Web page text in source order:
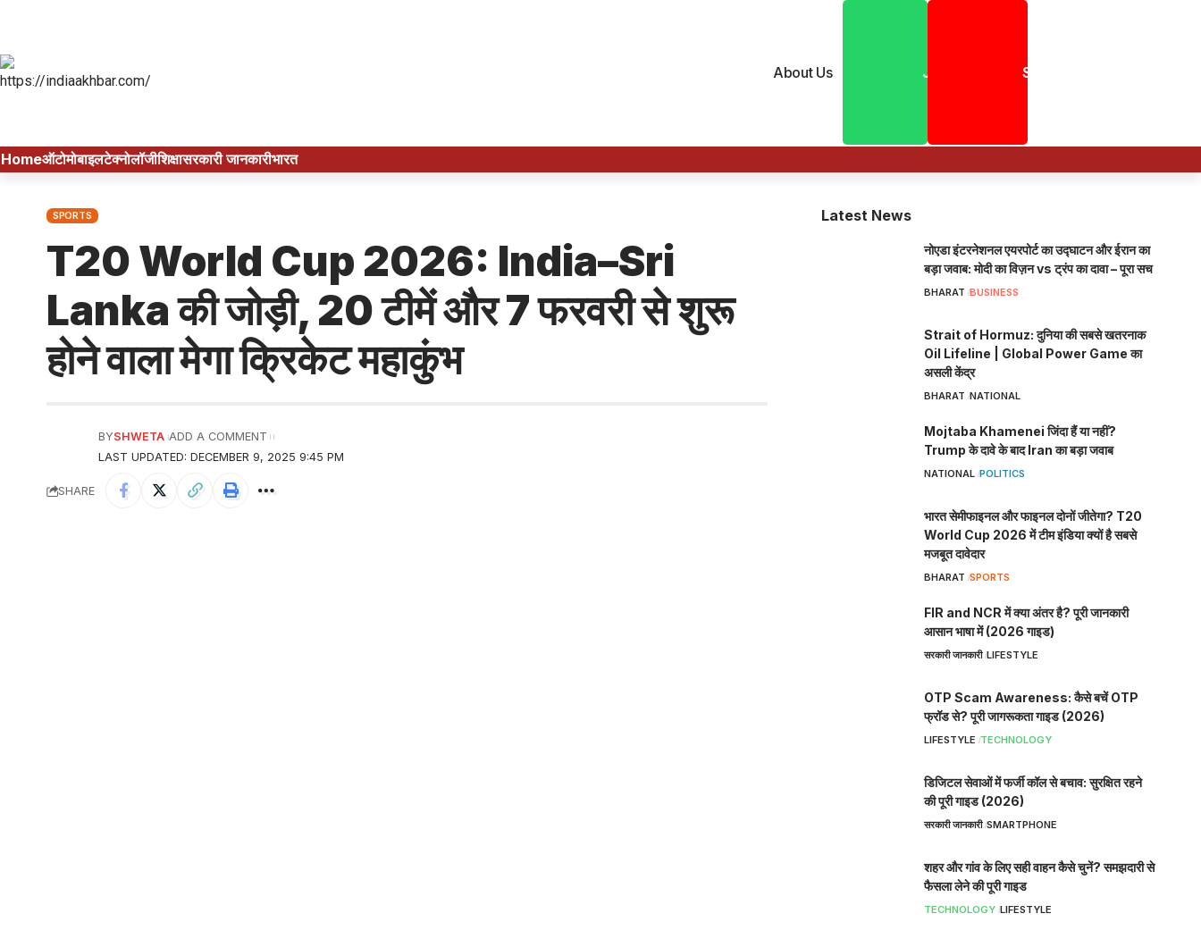
About Us Join Shorts
Homeऑटोमोबाइलटेक्नोलॉजीशिक्षासरकारी जानकारीभारत
SPORTS
T20 World Cup 2026: India–Sri
Lanka की जोड़ी, 20 टीमें और 7 फरवरी से शुरू
होने वाला मेगा क्रिकेट महाकुंभ
LAST UPDATED: DECEMBER 9, 2025 9:45 PM
BYSHWETA ADD A COMMENT
SHARE
Latest News
नोएडा इंटरनेशनल एयरपोर्ट का उद्घाटन और ईरान का
बड़ा जवाब: मोदी का विज़न vs ट्रंप का दावा – पूरा सच
BHARAT BUSINESS
Strait of Hormuz: दुनिया की सबसे खतरनाक
Oil Lifeline | Global Power Game का
असली केंद्र
BHARAT NATIONAL
Mojtaba Khamenei जिंदा हैं या नहीं?
Trump के दावे के बाद Iran का बड़ा जवाब
NATIONAL POLITICS
भारत सेमीफाइनल और फाइनल दोनों जीतेगा? T20
World Cup 2026 में टीम इंडिया क्यों है सबसे
मजबूत दावेदार
BHARAT SPORTS
FIR and NCR में क्या अंतर है? पूरी जानकारी
आसान भाषा में (2026 गाइड)
सरकारी जानकारी LIFESTYLE
OTP Scam Awareness: कैसे बचें OTP
फ्रॉड से? पूरी जागरूकता गाइड (2026)
LIFESTYLE TECHNOLOGY
डिजिटल सेवाओं में फर्जी कॉल से बचाव: सुरक्षित रहने
की पूरी गाइड (2026)
सरकारी जानकारी SMARTPHONE
शहर और गांव के लिए सही वाहन कैसे चुनें? समझदारी से
फैसला लेने की पूरी गाइड
TECHNOLOGY LIFESTYLE